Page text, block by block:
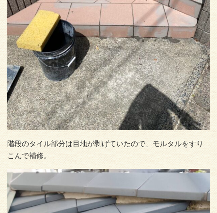
階段のタイル部分は目地が剥げていたので、モルタルをすり
こんで補修。